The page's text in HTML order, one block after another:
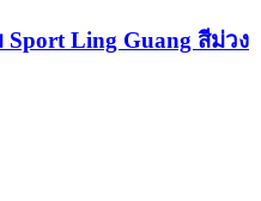
Ling Guang สีม่วง